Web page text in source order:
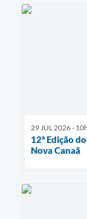
29 JUL 2026 -
12ª Edição
Nova Canaã